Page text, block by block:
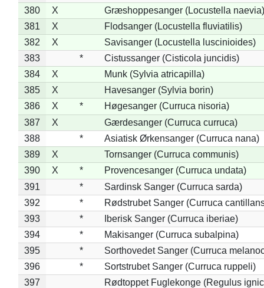
380
X
Græshoppesanger (Locustella naevia)
381
X
Flodsanger (Locustella fluviatilis)
382
X
Savisanger (Locustella luscinioides)
383
*
Cistussanger (Cisticola juncidis)
384
X
Munk (Sylvia atricapilla)
385
X
Havesanger (Sylvia borin)
386
X *
Høgesanger (Curruca nisoria)
387
X
Gærdesanger (Curruca curruca)
388
*
Asiatisk Ørkensanger (Curruca nana)
389
X
Tornsanger (Curruca communis)
390
X *
Provencesanger (Curruca undata)
391
*
Sardinsk Sanger (Curruca sarda)
392
*
Rødstrubet Sanger (Curruca
393
*
Iberisk Sanger (Curruca iberiae)
394
*
Makisanger (Curruca subalpina)
395
*
Sorthovedet Sanger (Curruca
396
*
Sortstrubet Sanger (Curruca ruppeli)
397
Rødtoppet Fuglekonge (Regulus